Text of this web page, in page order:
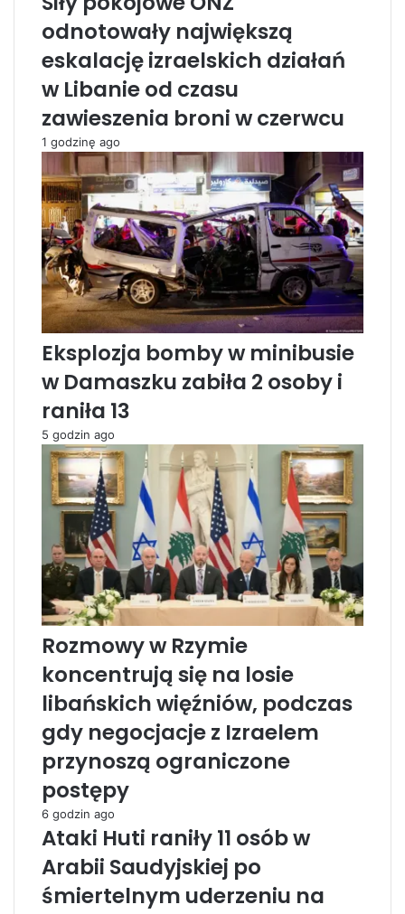
n
c
h
n
i
k
a
s
a
n
k
c
j
i
w
o
b
e
c
z
r
a
e
l
a
k
r
t
y
k
u
e
a
m
c
j
”
n
p
p
r
e
d
c
z
e
s
n
y
m
w
y
j
e
ź
d
T
r
u
m
p
a
,
k
t
ó
r
y
d
e
f
a
c
y
n
odnotowały największą
eskalację izraelskich działań
w Libanie od czasu
zawieszenia broni w czerwcu
1 godzinę ago
Eksplozja bomby w minibusie
w Damaszku zabiła 2 osoby i
raniła 13
5 godzin ago
Rozmowy w Rzymie
koncentrują się na losie
libańskich więźniów, podczas
gdy negocjacje z Izraelem
przynoszą ograniczone
postępy
6 godzin ago
Ataki Huti raniły 11 osób w
Arabii Saudyjskiej po
śmiertelnym uderzeniu na